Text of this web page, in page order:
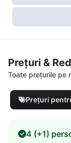
Prețuri &
Toate prețurile pe
Prețuri
4 (+1)